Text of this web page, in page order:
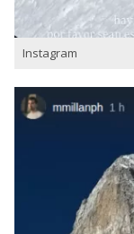
Instagram